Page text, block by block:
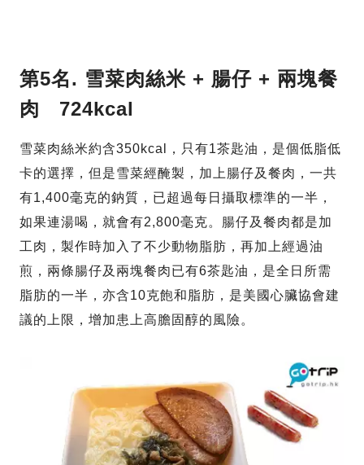
第5名. 雪菜肉絲米 + 腸仔 + 兩塊餐
肉 724kcal
雪菜肉絲米約含350kcal，只有1茶匙油，是個低脂低
卡的選擇，但是雪菜經醃製，加上腸仔及餐肉，一共
有1,400毫克的鈉質，已超過每日攝取標準的一半，
如果連湯喝，就會有2,800毫克。腸仔及餐肉都是加
工肉，製作時加入了不少動物脂肪，再加上經過油
煎，兩條腸仔及兩塊餐肉已有6茶匙油，是全日所需
脂肪的一半，亦含10克飽和脂肪，是美國心臟協會建
議的上限，增加患上高膽固醇的風險。